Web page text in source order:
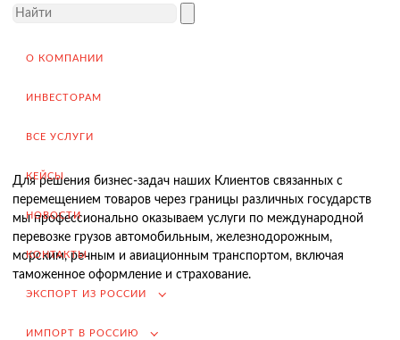
О КОМПАНИИ
ИНВЕСТОРАМ
ВСЕ УСЛУГИ
КЕЙСЫ
НОВОСТИ
КОНТАКТЫ
ЭКСПОРТ ИЗ РОССИИ
ИМПОРТ В РОССИЮ
Продвижение на внешние рынки
(для иностранных компаний)
Импорт из Китая
Заключение контрактов и согласование условий поставки
Таможенное оформление и разрешительная документация
Доставка товара российскому покупателю
Для решения бизнес-задач наших Клиентов связанных с
перемещением товаров через границы различных государств
мы профессионально оказываем услуги по международной
перевозке грузов автомобильным, железнодорожным,
морским, речным и авиационным транспортом, включая
таможенное оформление и страхование.